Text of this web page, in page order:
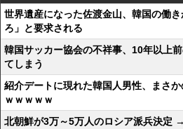
世界遺産になった佐渡金山、韓国の働
ろ」と要求される
韓国サッカー協会の不祥事、10年以上
てしまう
紹介デートに現れた韓国人男性、まさ
ｗｗｗｗｗ
北朝鮮が3万～5万人のロシア派兵決定